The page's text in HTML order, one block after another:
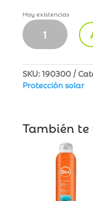
Hay existencias
Be+
Skinprotect
Aerosol
SPF
30
SKU:190300
Protección solar
También